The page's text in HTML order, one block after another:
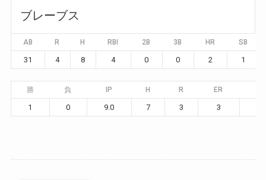
ブレーブス
AB R H RBI 2B 3B HR SB
31 4 8 4 0 0 2 1
勝 負 IP H R ER
1 0 9.0 7 3 3